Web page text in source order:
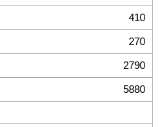
410
270
2790
5880